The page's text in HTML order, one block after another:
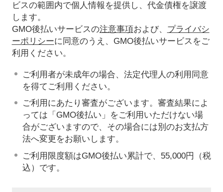
ビスの範囲内で個人情報を提供し、代金債権を譲渡
します。
GMO後払いサービスの注意事項および、 プライバシ
ーポリシーに同意のうえ、GMO後払いサービスをご
利用ください。
ご利用者が未成年の場合、法定代理人の利用同意
を得てご利用ください。
ご利用にあたり審査がございます。審査結果によ
っては「GMO後払い」をご利用いただけない場
合がございますので、その場合には別のお支払方
法へ変更をお願いします。
ご利用限度額はGMO後払い累計で、55,000円（税
込）です。